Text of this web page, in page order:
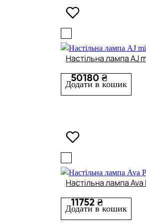
Настільна лампа AJ
50180 ₴
Додати в кошик
Настільна лампа Ava
11752 ₴
Додати в кошик